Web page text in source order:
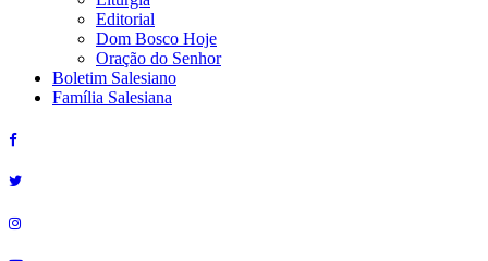
Editorial
Dom Bosco Hoje
Oração do Senhor
Boletim Salesiano
Família Salesiana